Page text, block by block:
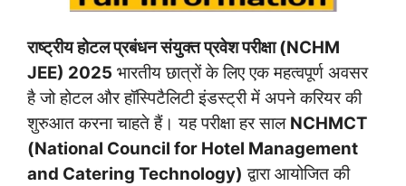
राष्ट्रीय होटल प्रबंधन संयुक्त प्रवेश परीक्षा (NCHM
JEE) 2025 भारतीय छात्रों के लिए एक महत्वपूर्ण अवसर
है जो होटल और हॉस्पिटैलिटी इंडस्ट्री में अपने करियर की
शुरुआत करना चाहते हैं। यह परीक्षा हर साल NCHMCT
(National Council for Hotel Management
and Catering Technology) द्वारा आयोजित की